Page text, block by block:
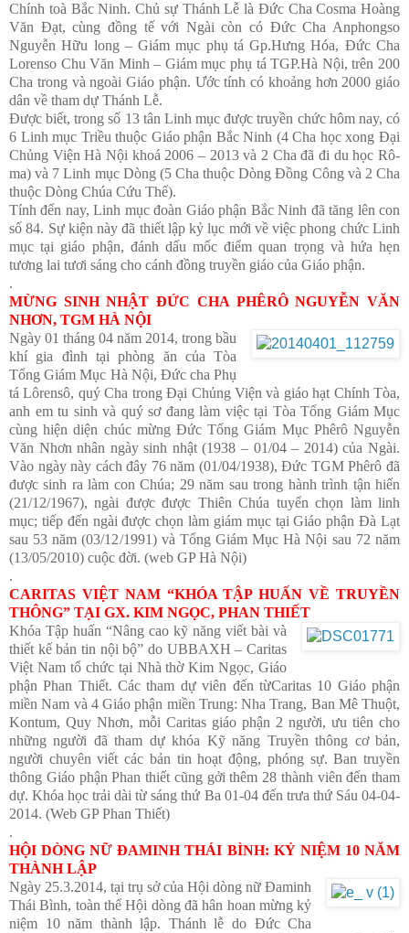
Chính toà Bắc Ninh. Chủ sự Thánh Lễ là Đức Cha Cosma Hoàng
Văn Đạt, cùng đồng tế với Ngài còn có Đức Cha Anphongso
Nguyễn Hữu long – Giám mục phụ tá Gp.Hưng Hóa, Đức Cha
Lorenso Chu Văn Minh – Giám mục phụ tá TGP.Hà Nội, trên 200
Cha trong và ngoài Giáo phận. Ước tính có khoảng hơn 2000 giáo
dân về tham dự Thánh Lễ.
Được biết, trong số 13 tân Linh mục được truyền chức hôm nay, có
6 Linh mục Triều thuộc Giáo phận Bắc Ninh (4 Cha học xong Đại
Chủng Viện Hà Nội khoá 2006 – 2013 và 2 Cha đã đi du học Rô-
ma) và 7 Linh mục Dòng (5 Cha thuộc Dòng Đồng Công và 2 Cha
thuộc Dòng Chúa Cứu Thế).
Tính đến nay, Linh mục đoàn Giáo phận Bắc Ninh đã tăng lên con
số 84. Sự kiện này đã thiết lập kỷ lục mới về việc phong chức Linh
mục tại giáo phận, đánh dấu mốc điểm quan trọng và hứa hẹn
tương lai tươi sáng cho cánh đồng truyền giáo của Giáo phận.
.
MỪNG SINH NHẬT ĐỨC CHA PHÊRÔ NGUYỄN VĂN
NHƠN, TGM HÀ NỘI
Ngày 01 tháng 04 năm 2014, trong bầu
khí gia đình tại phòng ăn của Tòa
Tổng Giám Mục Hà Nội, Đức cha Phụ
tá Lôrensô, quý Cha trong Đại Chủng Viện và giáo hạt Chính Tòa,
anh em tu sinh và quý sơ đang làm việc tại Tòa Tổng Giám Mục
cùng hiện diện chúc mừng Đức Tổng Giám Mục Phêrô Nguyễn
Văn Nhơn nhân ngày sinh nhật (1938 – 01/04 – 2014) của Ngài.
Vào ngày này cách đây 76 năm (01/04/1938), Đức TGM Phêrô đã
được sinh ra làm con Chúa; 29 năm sau trong hành trình tận hiến
(21/12/1967), ngài được được Thiên Chúa tuyển chọn làm linh
mục; tiếp đến ngài được chọn làm giám mục tại Giáo phận Đà Lạt
sau 53 năm (03/12/1991) và Tổng Giám Mục Hà Nội sau 72 năm
(13/05/2010) cuộc đời. (web GP Hà Nội)
.
CARITAS VIỆT NAM “KHÓA TẬP HUẤN VỀ TRUYỀN
THÔNG” TẠI GX. KIM NGỌC, PHAN THIẾT
Khóa Tập huấn “Nâng cao kỹ năng viết bài và
thiết kế bản tin nội bộ” do UBBAXH – Caritas
Việt Nam tổ chức tại Nhà thờ Kim Ngọc, Giáo
phận Phan Thiết. Các tham dự viên đến từCaritas 10 Giáo phận
miền Nam và 4 Giáo phận miền Trung: Nha Trang, Ban Mê Thuột,
Kontum, Quy Nhơn, mỗi Caritas giáo phận 2 người, ưu tiên cho
những người đã tham dự khóa Kỹ năng Truyền thông cơ bản,
người chuyên viết các bản tin hoạt động, phóng sự. Ban truyền
thông Giáo phận Phan thiết cũng gởi thêm 28 thành viên đến tham
dự. Khóa học trải dài từ sáng thứ Ba 01-04 đến trưa thứ Sáu 04-04-
2014. (Web GP Phan Thiết)
.
HỘI DÒNG NỮ ĐAMINH THÁI BÌNH: KỶ NIỆM 10 NĂM
THÀNH LẬP
Ngày 25.3.2014, tại trụ sở của Hội dòng nữ Đaminh
Thái Bình, toàn thể Hội dòng đã hân hoan mừng kỷ
niệm 10 năm thành lập. Thánh lễ do Đức Cha